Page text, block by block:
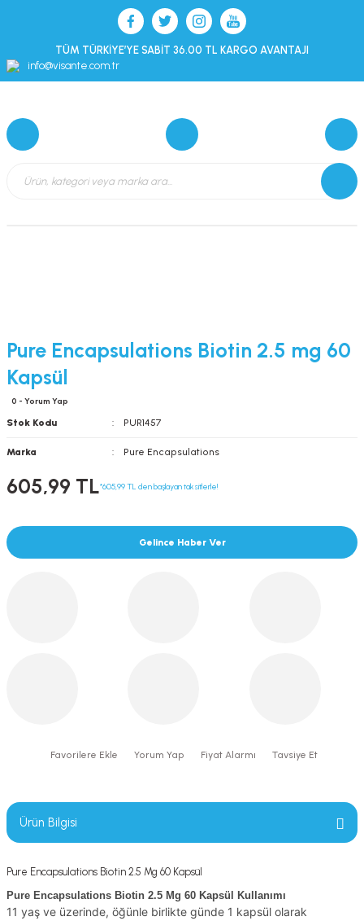
TÜM TÜRKİYE’YE SABİT 36.00 TL KARGO AVANTAJI
info@visante.com.tr
Pure Encapsulations Biotin 2.5 mg 60
Kapsül
0 - Yorum Yap
Stok Kodu PUR1457
Marka Pure Encapsulations
605,99 TL*605,99 TL den başlayan taksitlerle!
Gelince Haber Ver
Yorum Yap Fiyat Alarmı Tavsiye Et
Ürün Bilgisi
Pure Encapsulations Biotin 2.5 Mg 60 Kapsül
Pure Encapsulations Biotin 2.5 Mg 60 Kapsül Kullanımı
11 yaş ve üzerinde, öğünle birlikte günde 1 kapsül olarak